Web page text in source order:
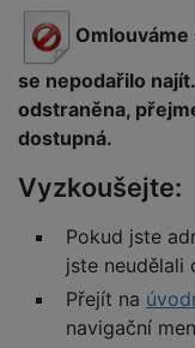
se nepodařilo
odstraněna,
dostupná.
Vyzkoušejte:
Pokud jste
jste neudělali
Přejít na
navigační